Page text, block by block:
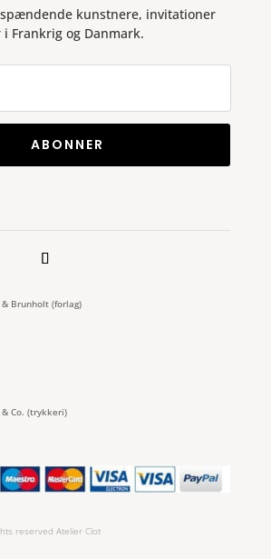
kunstnere, invitationer
Frankrig og Danmark.
ABONNER
Brunholt (forlag)
Co. (trykkeri)
reserved Atelier Clot